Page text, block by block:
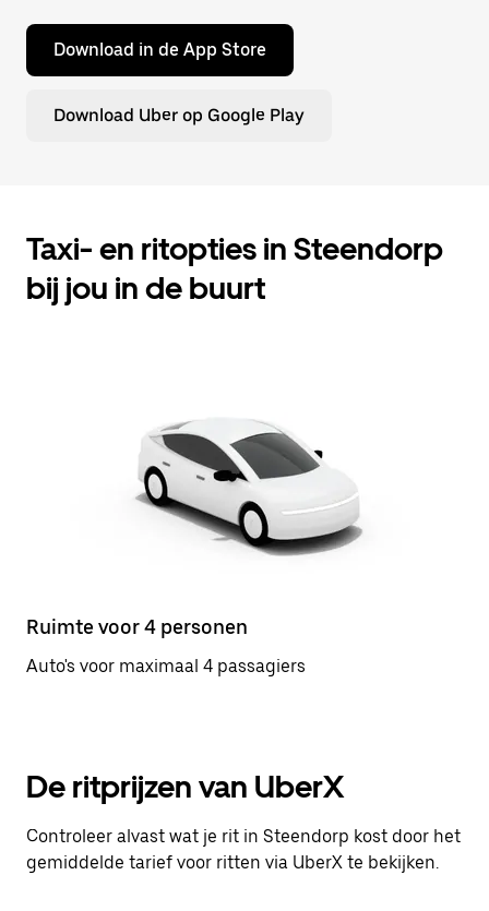
Download in de App Store
Download Uber op Google Play
Taxi- en ritopties in Steendorp
bij jou in de buurt
Ruimte voor 4 personen
Auto's voor maximaal 4 passagiers
De ritprijzen van UberX
Controleer alvast wat je rit in Steendorp kost door het
gemiddelde tarief voor ritten via UberX te bekijken.